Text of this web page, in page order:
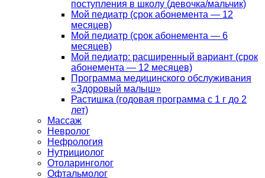
поступления в школу (девочка/мальчик)
Мой педиатр (срок абонемента — 12
месяцев)
Мой педиатр (срок абонемента — 6
месяцев)
Мой педиатр: расширенный вариант (срок
абонемента — 12 месяцев)
Программа медицинского обслуживания
«Здоровый малыш»
Растишка (годовая программа с 1 г до 2
лет)
Массаж
Невролог
Нефрология
Нутрициолог
Отоларинголог
Офтальмолог